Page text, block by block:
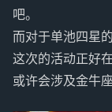
吧。
而对于单池四星
这次的活动正好
或许会涉及金牛